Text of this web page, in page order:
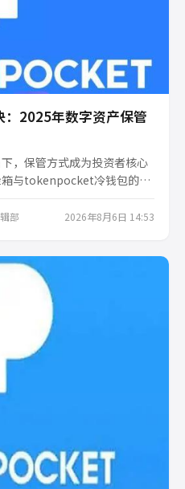
2025年数字资产保管
，保管方式成为投资者核心
箱与tokenpocket冷钱包的安
做出理性选择。
部 2026年8月6日 14:53